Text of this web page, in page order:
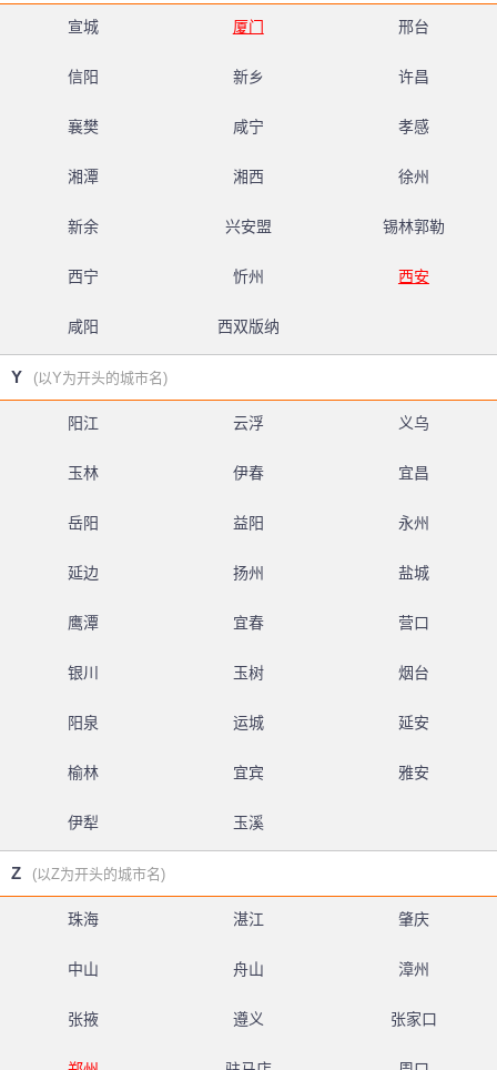
宣城 厦门 邢台
信阳 新乡 许昌
襄樊 咸宁 孝感
湘潭 湘西 徐州
新余 兴安盟 锡林郭勒
西宁 忻州 西安
咸阳 西双版纳
Y (以Y为开头的城市名)
阳江 云浮 义乌
玉林 伊春 宜昌
岳阳 益阳 永州
延边 扬州 盐城
鹰潭 宜春 营口
银川 玉树 烟台
阳泉 运城 延安
榆林 宜宾 雅安
伊犁 玉溪
Z (以Z为开头的城市名)
珠海 湛江 肇庆
中山 舟山 漳州
张掖 遵义 张家口